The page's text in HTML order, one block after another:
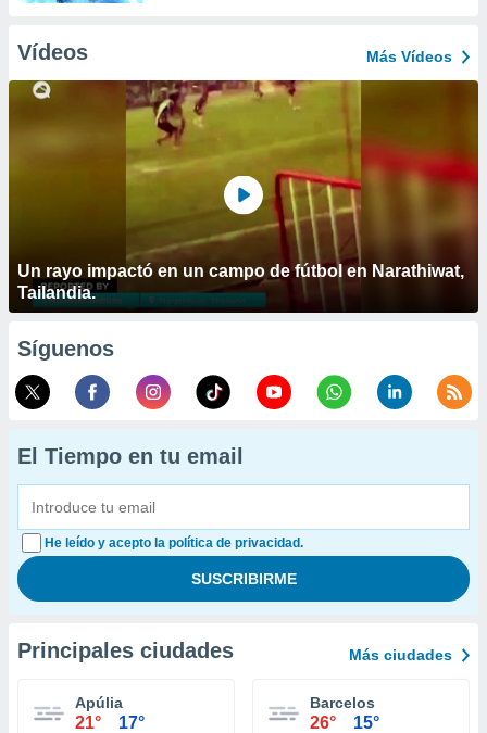
Vídeos Más Vídeos
Un rayo impactó en un campo de fútbol en Narathiwat,
Tailandia.
Síguenos
El Tiempo en tu email
He leído y acepto la política de privacidad.
Principales ciudades Más ciudades
Apúlia
21° 17°
Barcelos
26° 15°